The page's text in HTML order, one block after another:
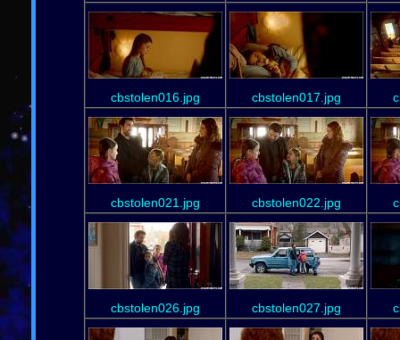
cbstolen016.jpg cbstolen017.jpg
cbstolen021.jpg cbstolen022.jpg
cbstolen026.jpg cbstolen027.jpg